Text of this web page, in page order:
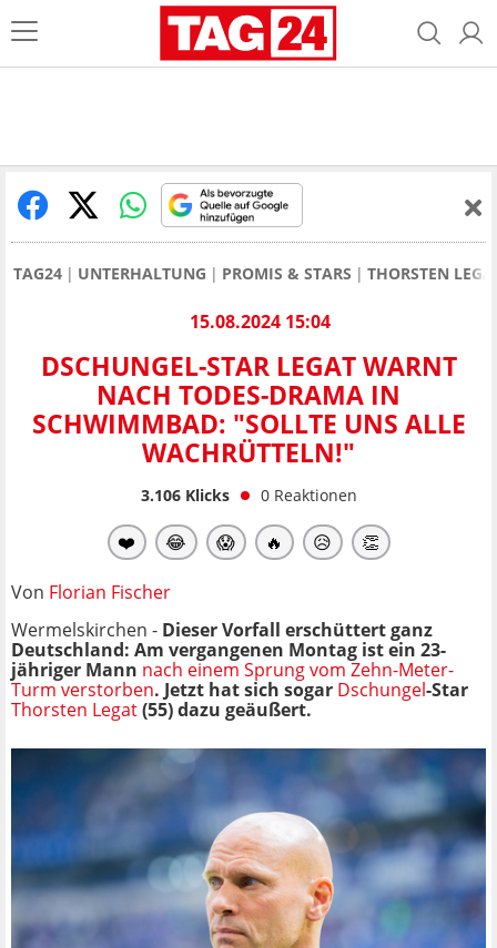
TAG24 UNTERHALTUNG PROMIS & STARS THORSTEN
15.08.2024 15:04
DSCHUNGEL-STAR LEGAT WARNT
NACH TODES-DRAMA IN
SCHWIMMBAD: "SOLLTE UNS ALLE
WACHRÜTTELN!"
3.106Klicks 0 Reaktionen
❤️ 😂 😱 🔥 😥 👏
Von Florian Fischer
Wermelskirchen - Dieser Vorfall erschüttert ganz
Deutschland: Am vergangenen Montag ist ein 23-
jähriger Mann nach einem Sprung vom Zehn-Meter-
Turm verstorben. Jetzt hat sich sogar Dschungel-Star
Thorsten Legat(55) dazu geäußert.